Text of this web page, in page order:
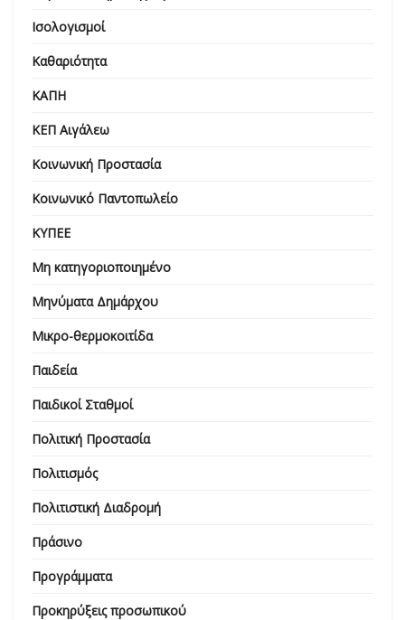
Ισολογισμοί
Καθαριότητα
ΚΑΠΗ
ΚΕΠ Αιγάλεω
Κοινωνική Προστασία
Κοινωνικό Παντοπωλείο
ΚΥΠΕΕ
Μη κατηγοριοποιημένο
Μηνύματα Δημάρχου
Μικρο-θερμοκοιτίδα
Παιδεία
Παιδικοί Σταθμοί
Πολιτική Προστασία
Πολιτισμός
Πολιτιστική Διαδρομή
Πράσινο
Προγράμματα
Προκηρύξεις προσωπικού